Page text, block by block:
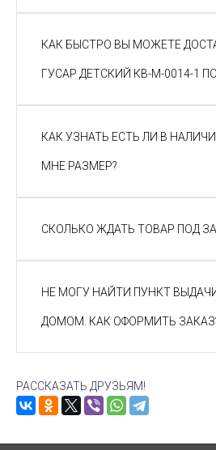
КАК БЫСТРО ВЫ МОЖЕТЕ
ГУСАР ДЕТСКИЙ КВ-М-0014-1
КАК УЗНАТЬ ЕСТЬ ЛИ В
МНЕ РАЗМЕР?
СКОЛЬКО ЖДАТЬ ТОВАР ПОД
НЕ МОГУ НАЙТИ ПУНКТ
ДОМОМ. КАК ОФОРМИТЬ
РАССКАЗАТЬ ДРУЗЬЯМ!